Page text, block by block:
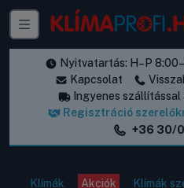
Nyitvatartás: H–P
Kapcsolat
Ingyenes szállítással
Regisztráció
+36 30/
Klímák Akciók Klímák